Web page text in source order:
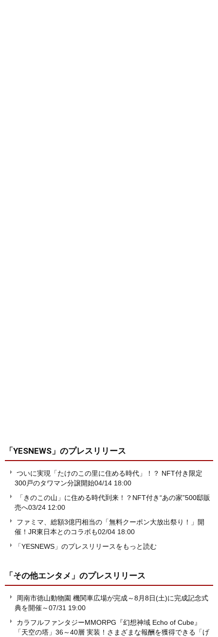
「YESNEWS」 のプレスリリース
ついに実現「たけのこの里に住める時代」！？ NFT付き限定
300戸のタワマン分譲開始04/14 18:00
「きのこの山」に住める時代到来！？NFT付き“あの家”500邸販
売へ03/24 12:00
ファミマ、総額3億円相当の「無料クーポン大放出祭り！」開
催！JR東日本とのコラボも02/04 18:00
「YESNEWS」のプレスリリースをもっと読む
「その他エンタメ」 のプレスリリース
周南市徳山動物園 機関車広場が完成～8月8日(土)に完成記念式
典を開催～07/31 19:00
カラフルファンタジーMMORPG『幻想神域 Echo of Cube』
「天空の塔」36～40層 実装！さまざまな報酬を獲得できる「げ